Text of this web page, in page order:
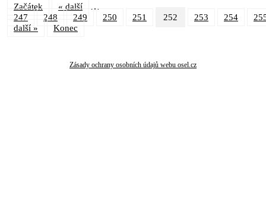
Začátek « další …
247 248 249 250 251 252 253 254
další »
Konec
Zásady ochrany osobních údajů webu osel.cz